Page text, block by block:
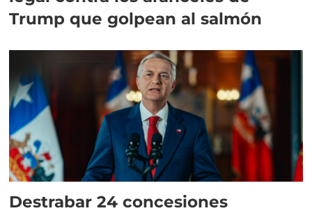
Trump que golpean al salmón
Destrabar 24 concesiones